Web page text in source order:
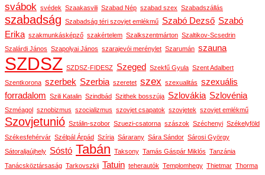
svábok svédek Szaakasvili Szabad Nép szabad szex Szabadszállás
szabadság Szabadság téri szovjet emlékmű Szabó Dezső Szabó
Erika szakmunkásképző szakértelem Szalkszentmárton Szaltikov-Scsedrin
Szalárdi János Szapolyai János szarajevói merénylet Szarumán szauna
SZDSZ SZDSZ-FIDESZ Szeged Szekfű Gyula Szent Adalbert
Szentkorona szerbek Szerbia szeretet szex szexualitás szexuális
forradalom Szili Katalin Szindbád Szithek bosszúja Szlovákia Szlovénia
Szméagol sznobizmus szocializmus szovjet csapatok szovjetek szovjet emlékmű
Szovjetunió Sztálin-szobor Szuezi-csatorna szászok Széchenyi Székelyföld
Székesfehérvár Szélpál Árpád Szíria Sárarany Sára Sándor Sárosi György
Sátoraljaújhely Sóstó Tabán Taksony Tamás Gáspár Miklós Tanzánia
Tanácsköztársaság Tarkovszkij Tatuin teherautók Templomhegy Thietmar Thorma